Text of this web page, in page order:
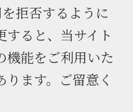
拒否するように
ると、当サイト
機能をご利用いた
ます。ご留意く